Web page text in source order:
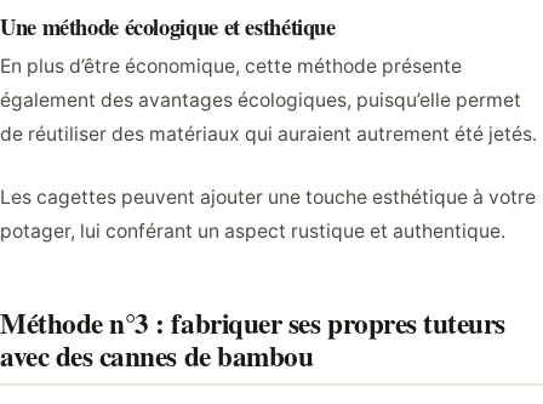
Une méthode écologique et esthétique
En plus d’être économique, cette méthode présente
également des avantages écologiques, puisqu’elle permet
de réutiliser des matériaux qui auraient autrement été jetés.
Les cagettes peuvent ajouter une touche esthétique à votre
potager, lui conférant un aspect rustique et authentique.
Méthode n°3 : fabriquer ses propres tuteurs
avec des cannes de bambou